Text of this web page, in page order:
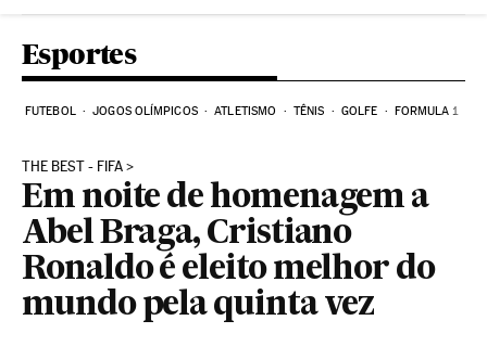
Esportes
FUTEBOL JOGOS OLÍMPICOS ATLETISMO TÊNIS GOLFE FORMULA 1
THE BEST - FIFA
Em noite de homenagem a
Abel Braga, Cristiano
Ronaldo é eleito melhor do
mundo pela quinta vez